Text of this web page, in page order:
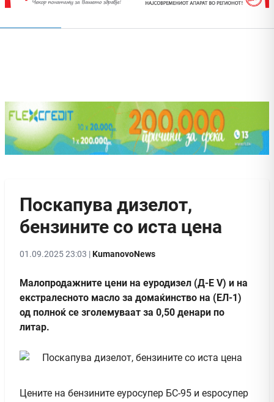
Поскапува дизелот,
бензините со иста цена
01.09.2025 23:03 |KumanovoNews
Малопродажните цени на еуродизел (Д-Е V) и на
екстралесното масло за домаќинство на (ЕЛ-1)
од полноќ се зголемуваат за 0,50 денари по
литар.
Цените на бензините еуросупер БС-95 и еѕросупер